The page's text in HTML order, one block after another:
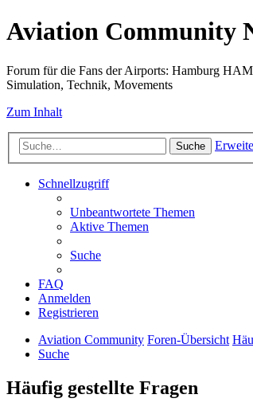
Aviation Community
Forum für die Fans der Airports: Hamburg
Simulation, Technik, Movements
Zum Inhalt
Suche
Schnellzugriff
Unbeantwortete Themen
Aktive Themen
Suche
FAQ
Anmelden
Registrieren
Aviation Community Foren-Übersicht
Suche
Häufig gestellte Fragen